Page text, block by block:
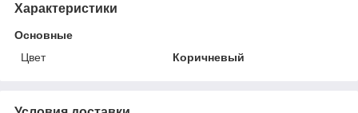
Характеристики
Основные
Цвет
Коричневый